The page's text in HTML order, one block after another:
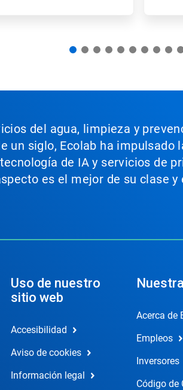
del agua, limpieza y
un siglo, Ecolab ha
de IA y servicios de
es el mejor de su clase
Uso de nuestro
sitio web
Accesibilidad
Aviso de cookies
Información legal
Acerca de
Empleos
Inversores
Código de